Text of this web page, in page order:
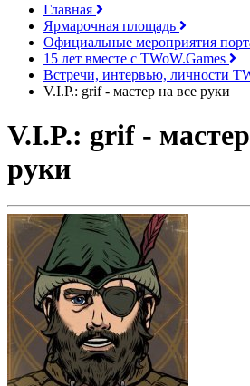
Главная
Ярмарочная площадь
Официальные мероприятия
15 лет вместе с TWoW.Games
Встречи, интервью, личности
V.I.P.: grif - мастер на все руки
V.I.P.: grif -
руки